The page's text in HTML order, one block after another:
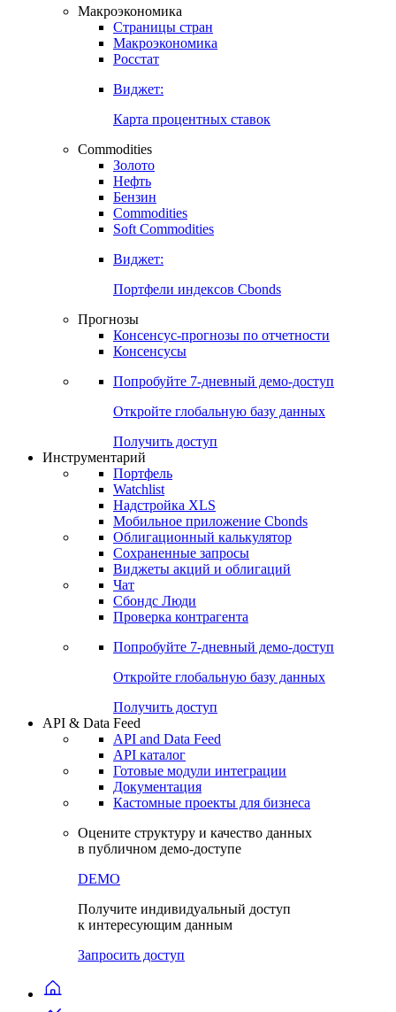
Макроэкономика
Страницы стран
Макроэкономика
Росстат
Виджет:
Карта процентных ставок
Commodities
Золото
Нефть
Бензин
Commodities
Soft Commodities
Виджет:
Портфели индексов Cbonds
Прогнозы
Консенсус-прогнозы по отчетности
Консенсусы
Попробуйте 7-дневный демо-доступ
Откройте глобальную базу данных
Получить доступ
Инструментарий
Портфель
Watchlist
Надстройка XLS
Мобильное приложение Cbonds
Облигационный калькулятор
Сохраненные запросы
Виджеты акций и облигаций
Чат
Сбондс Люди
Проверка контрагента
Попробуйте 7-дневный демо-доступ
Откройте глобальную базу данных
Получить доступ
API & Data Feed
API and Data Feed
API каталог
Готовые модули интеграции
Документация
Кастомные проекты для бизнеса
Оцените структуру и качество данных
в публичном демо-доступе
DEMO
Получите индивидуальный доступ
к интересующим данным
Запросить доступ